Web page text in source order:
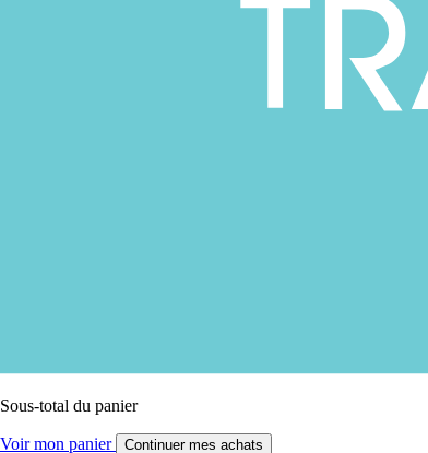
Sous-total du panier
Voir mon panier Continuer mes achats